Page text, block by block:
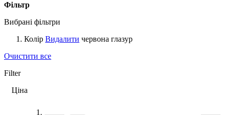
Фільтр
Вибрані фільтри
Колір Видалити червона глазур
Очистити все
Filter
Ціна